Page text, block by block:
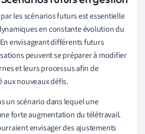
les scénarios futurs est essentielle
en constante évolution du
envisageant différents futurs
peuvent se préparer à modifier
et leurs processus afin de
aux nouveaux défis.
un scénario dans lequel une
forte augmentation du télétravail.
envisager des ajustements